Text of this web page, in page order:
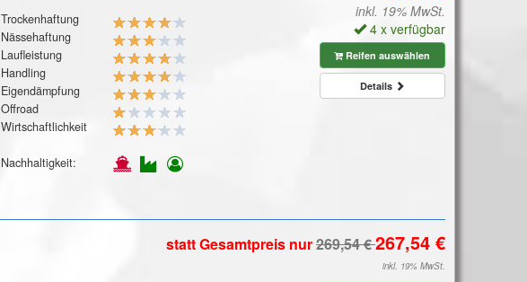
Trockenhaftung
Nässehaftung
Laufleistung
Handling
Eigendämpfung
Offroad
Wirtschaftlichkeit
Nachhaltigkeit:
inkl. 19% MwSt.
4 x verfügbar
Reifen auswählen
Details
statt Gesamtpreis nur
inkl. 19% MwSt.